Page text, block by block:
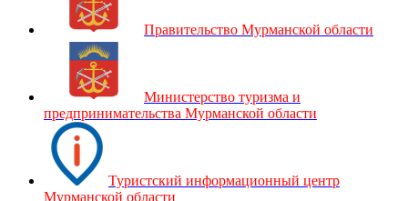
Правительство Мурманской области
Министерство туризма и
предпринимательства Мурманской области
Туристский информационный центр
Мурманской области